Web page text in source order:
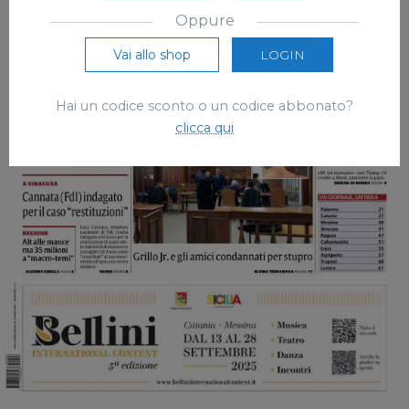
Oppure
Vai allo shop LOGIN
Hai un codice sconto o un codice abbonato?
clicca qui